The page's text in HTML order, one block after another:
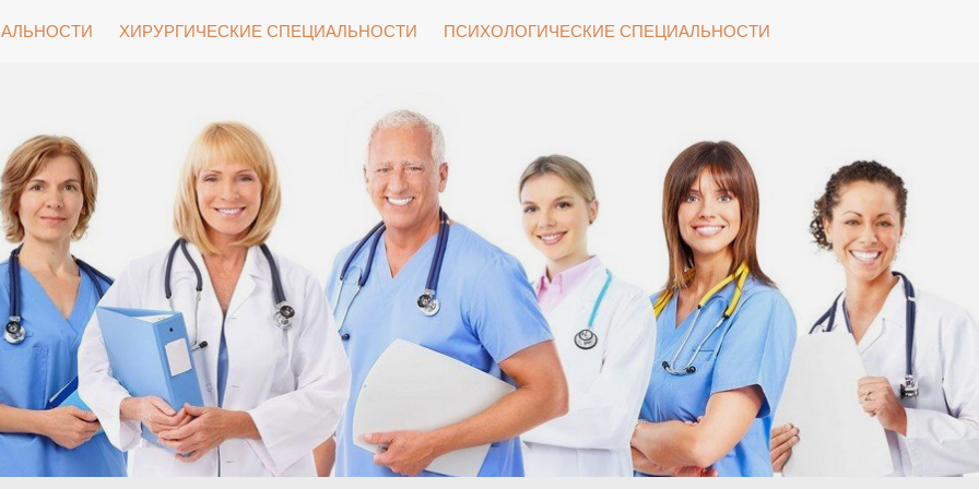
ХИРУРГИЧЕСКИЕ СПЕЦИАЛЬНОСТИ ПСИХОЛОГИЧЕСКИЕ СПЕЦИАЛЬНОСТИ